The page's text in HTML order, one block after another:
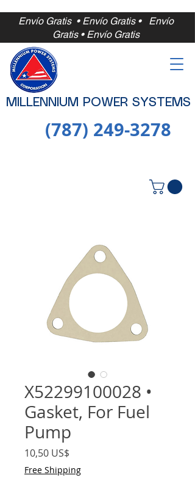
MILLENNIUM POWER SYSTEMS
(787) 249-3278
Envío Gratis • Envío Gratis •
Envío
Gratis • Envío Gratis
X52299100028 •
Gasket, For Fuel
Pump
10,50 US$
Free Shipping